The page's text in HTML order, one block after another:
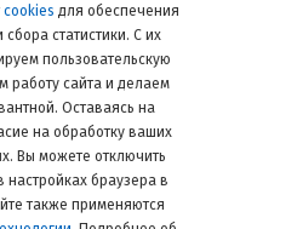
cookies для обеспечения
статистики. С их
пользовательскую
работу сайта и делаем
Оставаясь на
на обработку ваших
Вы можете отключить
браузера в
также применяются